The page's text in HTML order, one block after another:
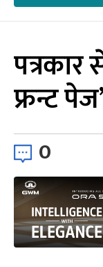
फ्रन्ट
0